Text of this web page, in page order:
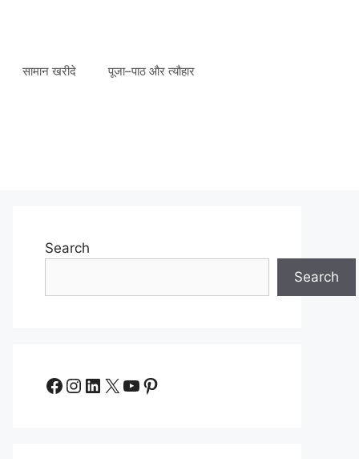
सामान खरीदे पूजा–पाठ और त्यौहार
Search
Search
Facebook
Instagram
LinkedIn
X YouTube
Pinterest